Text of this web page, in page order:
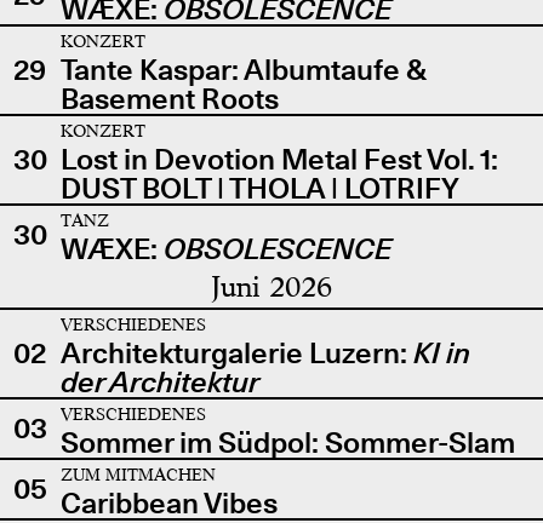
WÆXE: OBSOLESCENCE
29
KONZERT
Tante Kaspar: Albumtaufe &
Basement Roots
30
KONZERT
Lost in Devotion Metal Fest Vol. 1:
DUST BOLT | THOLA | LOTRIFY
30
TANZ
WÆXE: OBSOLESCENCE
Juni 2026
02
VERSCHIEDENES
Architekturgalerie Luzern: KI in
der Architektur
03
VERSCHIEDENES
Sommer im Südpol: Sommer-Slam
05
ZUM MITMACHEN
Caribbean Vibes